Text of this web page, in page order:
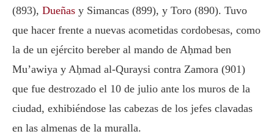
(893), Dueñas y Simancas (899), y Toro (890). Tuvo
que hacer frente a nuevas acometidas cordobesas, como
la de un ejército bereber al mando de Aḥmad ben
Mu’awiya y Aḥmad al-Quraysi contra Zamora (901)
que fue destrozado el 10 de julio ante los muros de la
ciudad, exhibiéndose las cabezas de los jefes clavadas
en las almenas de la muralla.